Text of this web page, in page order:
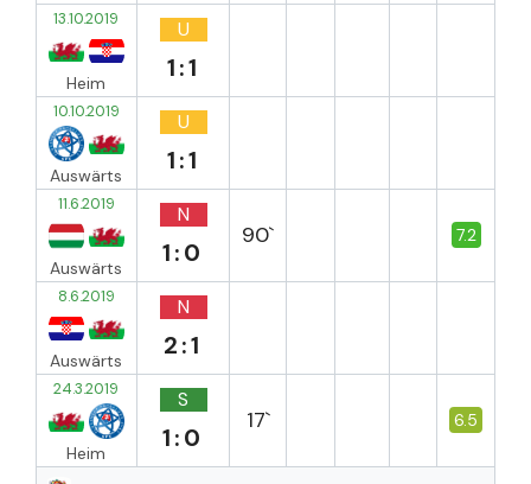
13.10.2019
Heim
U
1:1
10.10.2019
Auswärts
U
1:1
11.6.2019
Auswärts
N
1:0
90` 7.2
8.6.2019
Auswärts
N
2:1
24.3.2019
Heim
S
1:0
17` 6.5